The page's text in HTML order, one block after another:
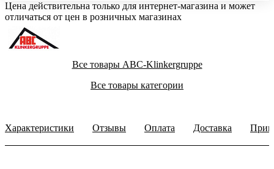
Цена действительна только для интернет-магазина и может
отличаться от цен в розничных магазинах
Все товары ABC-Klinkergruppe
Все товары категории
Характеристики Отзывы Оплата Доставка